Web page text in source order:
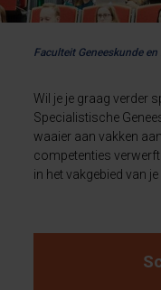
Faculteit Geneeskunde en
Wil je je graag verder
Specialistische
waaier aan vakken
competenties
in het vakgebied van je